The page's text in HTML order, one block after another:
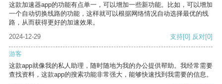
这款加速器app的功能有点单一，可以增加一些新功能。比如，可以增加
一个自动切换线路的功能，这样就可以根据网络情况自动选择最优的线
路，从而获得更好的加速效果。
2024-12-29
支持[0] 反对[0]
游客
这款app就像我的私人助理，随时随地为我的办公提供帮助。我经常需要
查找资料，这款app的搜索功能非常强大，能够快速找到我需要的信息。